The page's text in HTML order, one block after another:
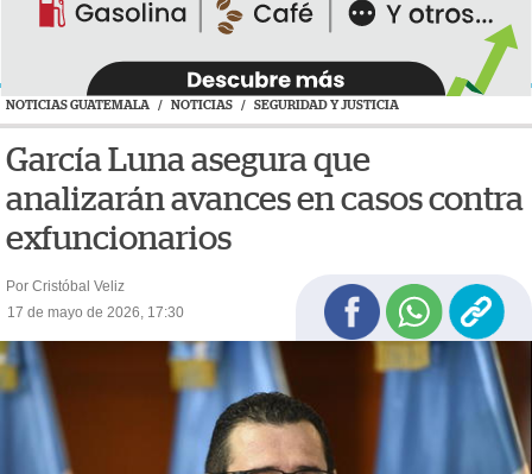
NOTICIAS GUATEMALA / NOTICIAS / SEGURIDAD Y JUSTICIA
García Luna asegura que
analizarán avances en casos contra
exfuncionarios
Por Cristóbal Veliz
17 de mayo de 2026, 17:30